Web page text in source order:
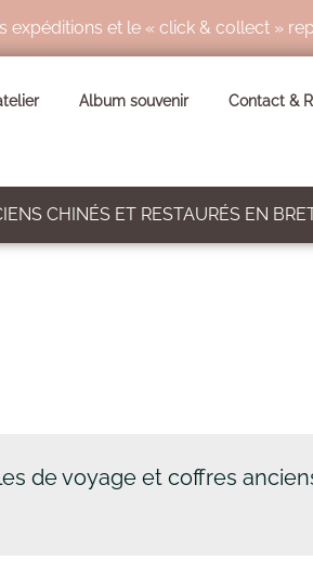
et le « click & collect »
Album souvenir Contact &
CHINÉS ET RESTAURÉS EN
malles & coffres
& coffres
de voyage et coffres